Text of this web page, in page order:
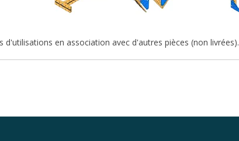
d'utilisations en association avec d'autres pièces (non livrées).